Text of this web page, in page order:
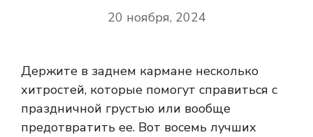
20 ноября, 2024
Держите в заднем кармане несколько
хитростей, которые помогут справиться с
праздничной грустью или вообще
предотвратить ее. Вот восемь лучших